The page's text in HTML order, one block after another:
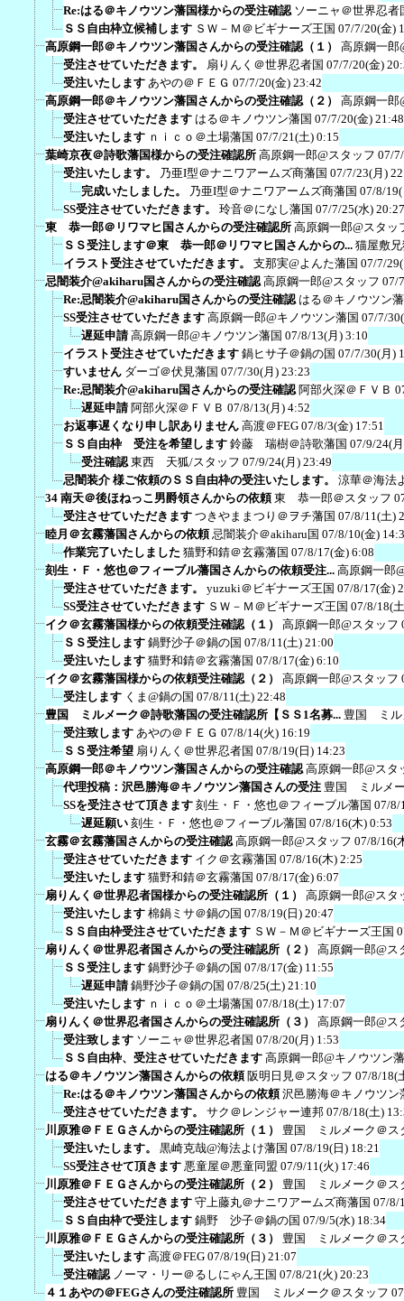
Re:はる＠キノウツン藩国様からの受注確認 ソーニャ＠世界忍者
ＳＳ自由枠立候補します ＳＷ－Ｍ＠ビギナーズ王国 07/7/20(金)
高原鋼一郎＠キノウツン藩国さんからの受注確認（１）
高原鋼一郎
受注させていただきます。
扇りんく＠世界忍者国 07/7/20(金)
受注いたします あやの＠ＦＥＧ 07/7/20(金) 23:42
高原鋼一郎＠キノウツン藩国さんからの受注確認（２）
高原鋼一郎
受注させていただきます はる＠キノウツン藩国 07/7/20(金) 21:48
受注いたします ｎｉｃｏ＠土場藩国 07/7/21(土) 0:15
葉崎京夜＠詩歌藩国様からの受注確認所 高原鋼一郎@スタッフ 07/
受注いたします。
乃亜I型＠ナニワアームズ商藩国 07/7/23(月)
完成いたしました。
乃亜I型＠ナニワアームズ商藩国 07/8/
SS受注させていただきます。
玲音＠になし藩国 07/7/25(水) 20:27
東 恭一郎＠リワマヒ国さんからの受注確認所 高原鋼一郎@スタッ
ＳＳ受注します＠東 恭一郎＠リワマヒ国さんからの... 猫屋敷
イラスト受注させていただきます。
支那実@よんた藩国 07/7/
忌闇装介@akiharu国さんからの受注確認 高原鋼一郎@スタッフ 07/
Re:忌闇装介@akiharu国さんからの受注確認 はる＠キノウツン
SS受注させていただきます 高原鋼一郎@キノウツン藩国 07/7/
遅延申請 高原鋼一郎@キノウツン藩国 07/8/13(月) 3:10
イラスト受注させていただきます 鍋ヒサ子＠鍋の国 07/7/30(月)
すいません ダーゴ＠伏見藩国 07/7/30(月) 23:23
Re:忌闇装介@akiharu国さんからの受注確認 阿部火深＠ＦＶＢ
遅延申請 阿部火深＠ＦＶＢ 07/8/13(月) 4:52
お返事遅くなり申し訳ありません 高渡＠FEG 07/8/3(金) 17:51
ＳＳ自由枠 受注を希望します 鈴藤 瑞樹＠詩歌藩国 07/9/24(
受注確認 東西 天狐/スタッフ 07/9/24(月) 23:49
忌闇装介 様ご依頼のＳＳ自由枠の受注いたします。
涼華＠海法
34 南天＠後ほねっこ男爵領さんからの依頼 東 恭一郎＠スタッフ
受注させていただきます つきやままつり＠ヲチ藩国 07/8/11(土)
睦月＠玄霧藩国さんからの依頼 忌闇装介＠akiharu国 07/8/10(金)
作業完了いたしました 猫野和錆＠玄霧藩国 07/8/17(金) 6:08
刻生・Ｆ・悠也＠フィーブル藩国さんからの依頼受注... 高原鋼一郎
受注させていただきます。
yuzuki＠ビギナーズ王国 07/8/17(金)
SS受注させていただきます ＳＷ－Ｍ＠ビギナーズ王国 07/8/18(
イク＠玄霧藩国様からの依頼受注確認（１）
高原鋼一郎@スタッフ
ＳＳ受注します 鍋野沙子＠鍋の国 07/8/11(土) 21:00
受注いたします 猫野和錆＠玄霧藩国 07/8/17(金) 6:10
イク＠玄霧藩国様からの依頼受注確認（２）
高原鋼一郎@スタッフ
受注します くま@鍋の国 07/8/11(土) 22:48
豊国 ミルメーク＠詩歌藩国の受注確認所【ＳＳ1名募... 豊国 ミル
受注致します あやの＠ＦＥＧ 07/8/14(火) 16:19
ＳＳ受注希望 扇りんく＠世界忍者国 07/8/19(日) 14:23
高原鋼一郎＠キノウツン藩国さんからの受注確認 高原鋼一郎@スタ
代理投稿：沢邑勝海＠キノウツン藩国さんの受注 豊国 ミルメ
SSを受注させて頂きます 刻生・Ｆ・悠也＠フィーブル藩国 07/8/
遅延願い 刻生・Ｆ・悠也＠フィーブル藩国 07/8/16(木) 0:53
玄霧＠玄霧藩国さんからの受注確認 高原鋼一郎@スタッフ 07/8/16(
受注させていただきます イク＠玄霧藩国 07/8/16(木) 2:25
受注いたします 猫野和錆＠玄霧藩国 07/8/17(金) 6:07
扇りんく＠世界忍者国様からの受注確認所（１）
高原鋼一郎@スタ
受注いたします 棉鍋ミサ＠鍋の国 07/8/19(日) 20:47
ＳＳ自由枠受注させていただきます ＳＷ－Ｍ＠ビギナーズ王国
扇りんく＠世界忍者国さんからの受注確認所（２）
高原鋼一郎@ス
ＳＳ受注します 鍋野沙子＠鍋の国 07/8/17(金) 11:55
遅延申請 鍋野沙子＠鍋の国 07/8/25(土) 21:10
受注いたします ｎｉｃｏ＠土場藩国 07/8/18(土) 17:07
扇りんく＠世界忍者国さんからの受注確認所（３）
高原鋼一郎@ス
受注致します ソーニャ＠世界忍者国 07/8/20(月) 1:53
ＳＳ自由枠、受注させていただきます 高原鋼一郎@キノウツン
はる＠キノウツン藩国さんからの依頼 阪明日見＠スタッフ 07/8/18(
Re:はる＠キノウツン藩国さんからの依頼 沢邑勝海＠キノウツン
受注させていただきます。
サク＠レンジャー連邦 07/8/18(土)
川原雅＠ＦＥＧさんからの受注確認所（１）
豊国 ミルメーク＠ス
受注いたします。
黒崎克哉@海法よけ藩国 07/8/19(日) 18:21
SS受注させて頂きます 悪童屋＠悪童同盟 07/9/11(火) 17:46
川原雅＠ＦＥＧさんからの受注確認所（２）
豊国 ミルメーク＠ス
受注させていただきます 守上藤丸＠ナニワアームズ商藩国 07/8/
ＳＳ自由枠で受注します 鍋野 沙子＠鍋の国 07/9/5(水) 18:34
川原雅＠ＦＥＧさんからの受注確認所（３）
豊国 ミルメーク＠ス
受注いたします 高渡＠FEG 07/8/19(日) 21:07
受注確認 ノーマ・リー＠るしにゃん王国 07/8/21(火) 20:23
４１あやの＠FEGさんの受注確認所 豊国 ミルメーク＠スタッフ